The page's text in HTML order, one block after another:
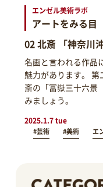
エンゼル美術ラボ
アートをみる目
02 北斎 「神奈川
名画と言われる作品
魅力があります。
斎の「冨嶽三十六
みましょう。
2025.1.7 tue
#芸術 #美術 エ